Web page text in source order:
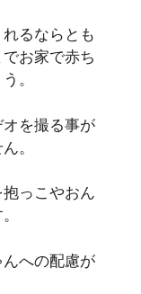
るならとも
お家で赤ち
。
を撮る事が
。
っこやおん
への配慮が